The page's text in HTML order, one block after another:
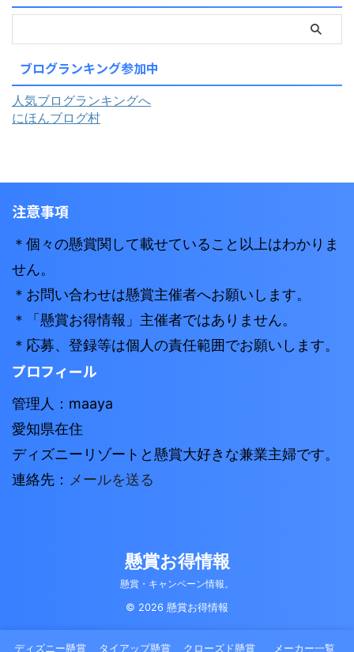
ブログランキング参加中
人気ブログランキングへ
にほんブログ村
注意事項
＊個々の懸賞関して載せていること以上はわかりま
せん。
＊お問い合わせは懸賞主催者へお願いします。
＊「懸賞お得情報」主催者ではありません。
＊応募、登録等は個人の責任範囲でお願いします。
プロフィール
管理人：maaya
愛知県在住
ディズニーリゾートと懸賞大好きな兼業主婦です。
連絡先： メールを送る
懸賞お得情報
懸賞・キャンペーン情報。
© 2026 懸賞お得情報
ディズニー懸賞 タイアップ懸賞 クローズド懸賞 メーカー一覧